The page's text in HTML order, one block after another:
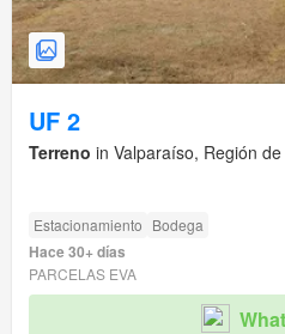
UF 2
Terreno in Valparaíso, Región
Estacionamiento Bodega
Hace 30+ días
PARCELAS EVA